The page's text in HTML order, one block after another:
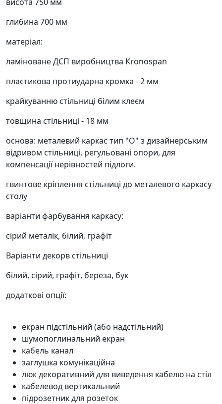
глибина 700 мм
матеріал:
ламіноване ДСП виробництва Kronospan
пластикова протиударна кромка - 2 мм
крайкуванню стільниці білим клеєм
товщина стільниці - 18 мм
основа: металевий каркас тип "О" з дизайнерським
відривом стільниці, регульовані опори, для
компенсації нерівностей підлоги.
гвинтове кріплення стільниці до металевого каркасу
столу
варіанти фарбування каркасу:
сірий металік, білий, графіт
Варіанти декорв стільниці
білий, сірий, графіт, береза, бук
додаткові опції:
екран підстільний (або надстільний)
шумопоглинальний екран
кабель канал
заглушка комунікаційна
люк декоративний для виведення кабелю на стіл
кабелевод вертикальний
підрозетник для розеток